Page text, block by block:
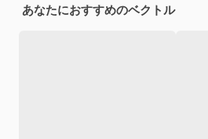
あなたにおすすめのベクトル